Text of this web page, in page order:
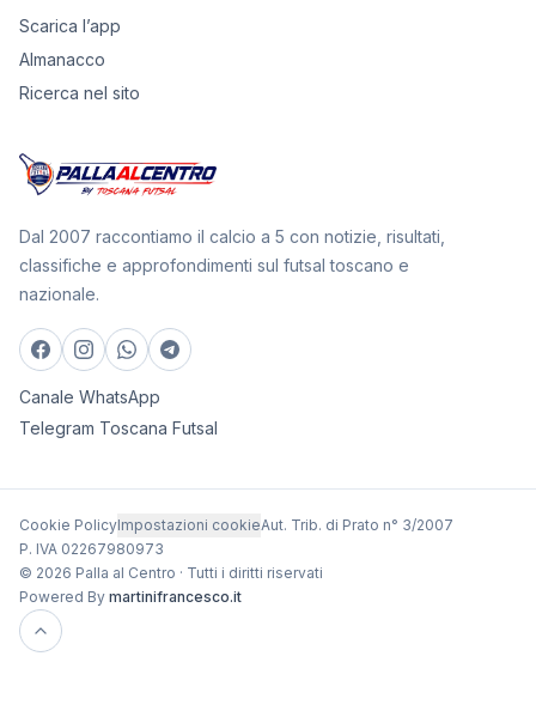
Scarica l’app
Almanacco
Ricerca nel sito
Dal 2007 raccontiamo il calcio a 5 con notizie, risultati,
classifiche e approfondimenti sul futsal toscano e
nazionale.
Canale WhatsApp
Telegram Toscana Futsal
Cookie PolicyImpostazioni cookieAut. Trib. di Prato n° 3/2007
P. IVA 02267980973
© 2026 Palla al Centro · Tutti i diritti riservati
Powered By martinifrancesco.it